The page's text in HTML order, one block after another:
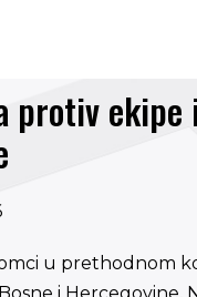
protiv
u prethodnom